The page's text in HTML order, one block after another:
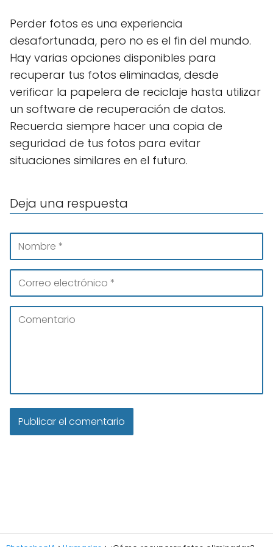
Perder fotos es una experiencia
desafortunada, pero no es el fin del mundo.
Hay varias opciones disponibles para
recuperar tus fotos eliminadas, desde
verificar la papelera de reciclaje hasta utilizar
un software de recuperación de datos.
Recuerda siempre hacer una copia de
seguridad de tus fotos para evitar
situaciones similares en el futuro.
Deja una respuesta